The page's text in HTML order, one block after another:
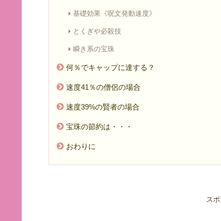
基礎効果《呪文発動速度》
とくぎや必殺技
瞬き系の宝珠
何％でキャップに達する？
速度41％の僧侶の場合
速度39%の賢者の場合
宝珠の節約は・・・
おわりに
ス